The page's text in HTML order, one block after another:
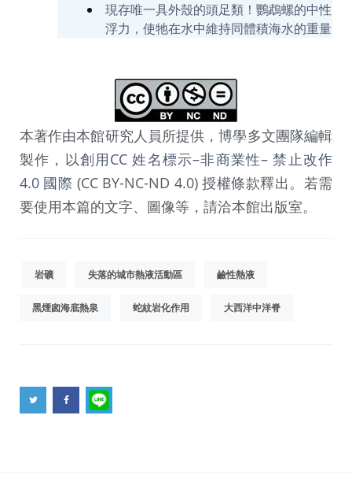
現存唯一具外殼的頭足類！鸚鵡螺的中性
浮力，使牠在水中維持同體積海水的重量
本著作由本館研究人員所提供，博學多文團隊編輯
製作，以創用CC 姓名標示–非商業性– 禁止改作
4.0 國際 (CC BY-NC-ND 4.0) 授權條款釋出。若需
要使用本篇的文字、圖像等，請洽本館出版室。
岩礦 失落的城市熱液活動區 鹼性熱液
黑煙囪海底熱泉 蛇紋岩化作用 大西洋中洋脊